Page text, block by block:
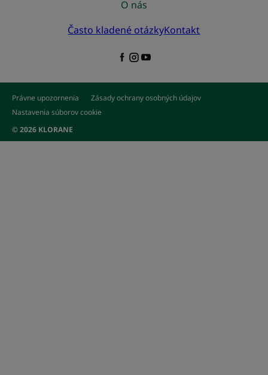
O nás
Často kladené otázkyKontakt
Právne upozornenia
Zásady ochrany osobných údajov
Nastavenia súborov cookie
© 2026 KLORANE